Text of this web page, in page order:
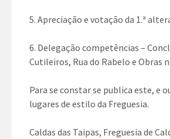
5. Apreciação e votação da 1.ª
6. Delegação competências –
Cutileiros, Rua do Rabelo e Obras
Para se constar se publica este, e
lugares de estilo da Freguesia.
Caldas das Taipas, Freguesia de